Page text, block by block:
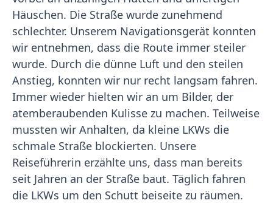
Häuschen. Die Straße wurde zunehmend
schlechter. Unserem Navigationsgerät konnten
wir entnehmen, dass die Route immer steiler
wurde. Durch die dünne Luft und den steilen
Anstieg, konnten wir nur recht langsam fahren.
Immer wieder hielten wir an um Bilder, der
atemberaubenden Kulisse zu machen. Teilweise
mussten wir Anhalten, da kleine LKWs die
schmale Straße blockierten. Unsere
Reiseführerin erzählte uns, dass man bereits
seit Jahren an der Straße baut. Täglich fahren
die LKWs um den Schutt beiseite zu räumen.